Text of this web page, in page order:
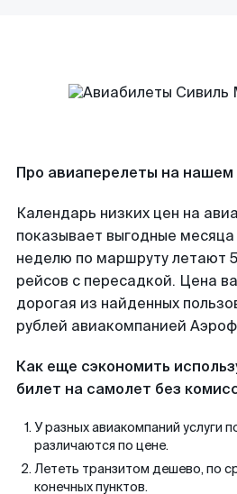
Про авиаперелеты на нашем
Календарь низких цен на
показывает выгодные
неделю по маршруту летают
рейсов с пересадкой. Цена
дорогая из найденных
рублей авиакомпанией
Как еще сэкономить
билет на самолет без
У разных авиакомпаний услуги
различаются по цене.
Лететь транзитом дешево, по
конечных пунктов.